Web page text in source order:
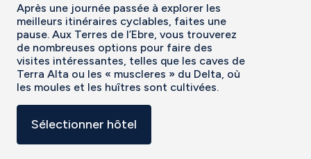
Après une journée passée à explorer les
meilleurs itinéraires cyclables, faites une
pause. Aux Terres de l’Ebre, vous trouverez
de nombreuses options pour faire des
visites intéressantes, telles que les caves de
Terra Alta ou les « muscleres » du Delta, où
les moules et les huîtres sont cultivées.
Sélectionner hôtel